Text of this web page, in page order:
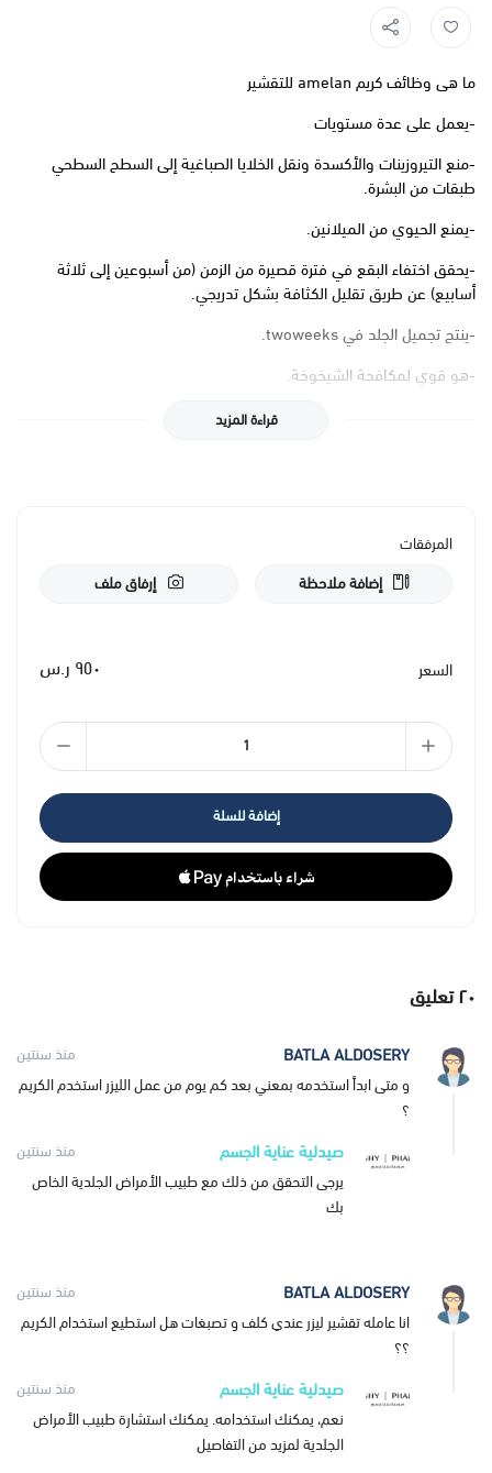
ما هى وظائف كريم amelan للتقشير
-يعمل على عدة مستويات
-منع التيروزينات والأكسدة ونقل الخلايا الصباغية إلى السطح السطحي
طبقات من البشرة.
-يمنع الحيوي من الميلانين.
-يحقق اختفاء البقع في فترة قصيرة من الزمن (من أسبوعين إلى ثلاثة
أسابيع) عن طريق تقليل الكثافة بشكل تدريجي.
-ينتج تجميل الجلد في twoweeks.
-هو قوي لمكافحة الشيخوخة.
-ينتج تجدد الطبقات السطحية للجلد مع تأثير تقشير خفيف.
ويمكنك استخدام كريم اميلان فى لتقشير الجلد وإعادة حيويته من جديد.
قراءة المزيد
المرفقات
إضافة ملاحظة
إرفاق ملف
السعر ٩٥٠ ر.س
إضافة للسلة
٢٠تعليق
BATLA ALDOSERY
منذ سنتين
و متى ابدأ استخدمه بمعني بعد كم يوم من عمل الليزر استخدم الكريم
؟
صيدلية عناية الجسم
منذ سنتين
يرجى التحقق من ذلك مع طبيب الأمراض الجلدية الخاص
بك
BATLA ALDOSERY
منذ سنتين
انا عامله تقشير ليزر عندي كلف و تصبغات هل استطيع استخدام الكريم
؟؟
صيدلية عناية الجسم
منذ سنتين
نعم، يمكنك استخدامه. يمكنك استشارة طبيب الأمراض
الجلدية لمزيد من التفاصيل